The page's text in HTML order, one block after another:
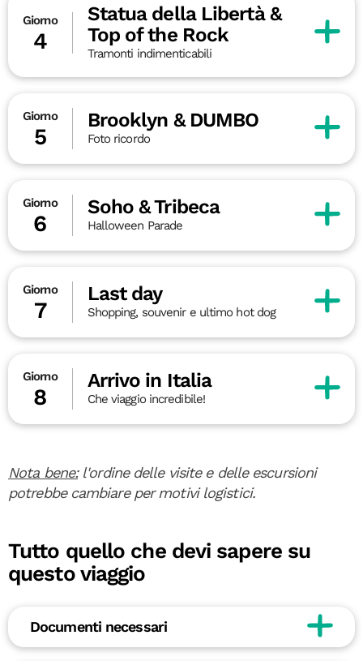
Giorno
4
Statua della Libertà &
Top of the Rock
Tramonti indimenticabili
Giorno
5
Brooklyn & DUMBO
Foto ricordo
Giorno
6
Soho & Tribeca
Halloween Parade
Giorno
7
Last day
Shopping, souvenir e ultimo hot dog
Giorno
8
Arrivo in Italia
Che viaggio incredibile!
Nota bene:l'ordine delle visite e delle escursioni
potrebbe cambiare per motivi logistici.
Tutto quello che devi sapere su
questo viaggio
Documenti necessari